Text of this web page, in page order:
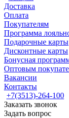
Доставка
Оплата
Покупателям
Программа
Подарочные карты
Дисконтные карты
Бонусная
Оптовым
Вакансии
Контакты
+7(3513)-264-100
Заказать звонок
Задать вопрос